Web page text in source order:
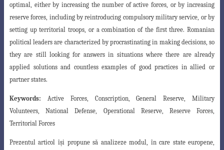
optimal, either by increasing the number of active forces, or by increasing
reserve forces, including by reintroducing compulsory military service, or by
setting up territorial troops, or a combination of the first three. Romanian
political leaders are characterized by procrastinating in making decisions, so
they are still looking for answers in situations where there are already
applied solutions and countless examples of good practices in allied or
partner states.
Keywords: Active Forces, Conscription, General Reserve, Military
Volunteers, National Defense, Operational Reserve, Reserve Forces,
Territorial Forces
Prezentul articol îşi propune să analizeze modul, în care state europene,